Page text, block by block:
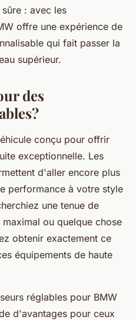
: avec les
offre une expérience de
qui fait passer la
supérieur.
des
conçu pour offrir
exceptionnelle. Les
d'aller encore plus
performance à votre style
une tenue de
ou quelque chose
obtenir exactement ce
équipements de haute
réglables pour BMW
d'avantages pour ceux